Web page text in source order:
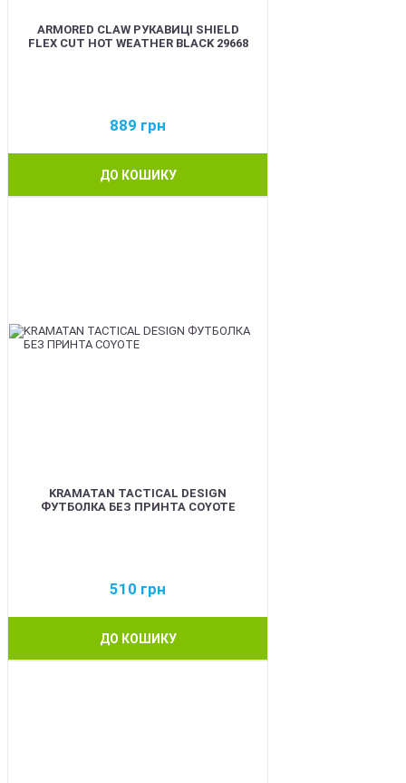
ARMORED CLAW РУКАВИЦІ SHIELD
FLEX CUT HOT WEATHER BLACK 29668
889 грн
ДО КОШИКУ
KRAMATAN TACTICAL DESIGN
ФУТБОЛКА БЕЗ ПРИНТА COYOTE
510 грн
ДО КОШИКУ